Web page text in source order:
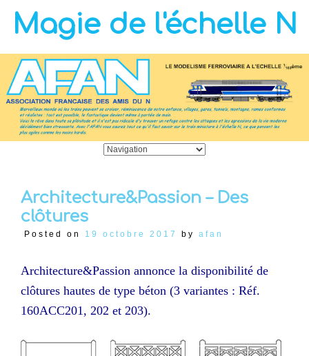
Magie de l'échelle N
Architecture&Passion – Des
clôtures
Posted on 19 octobre 2017 by afan
Architecture&Passion annonce la disponibilité de
clôtures hautes de type béton (3 variantes : Réf.
160ACC201, 202 et 203).